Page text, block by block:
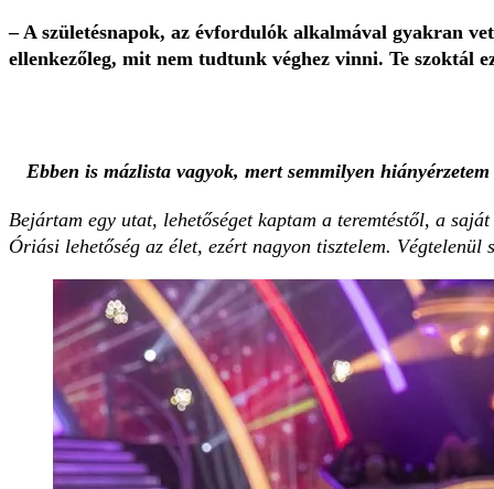
– A születésnapok, az évfordulók alkalmával gyakran
ellenkezőleg, mit nem tudtunk véghez vinni. Te szoktál
Ebben is mázlista vagyok, mert semmilyen
Bejártam egy utat, lehetőséget kaptam a teremtéstől, a
Óriási lehetőség az élet, ezért nagyon tisztelem.